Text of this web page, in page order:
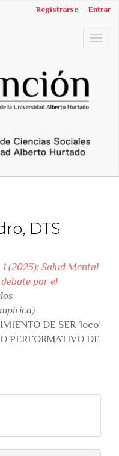
Registrarse Entrar
DTS
(2023): Salud Mental
por el
DE SER ‘loco’
PERFORMATIVO DE